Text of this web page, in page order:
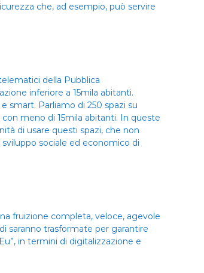
che, ad esempio, può servire
della Pubblica
inferiore a 15mila abitanti.
smart. Parliamo di 250 spazi su
meno di 15mila abitanti. In queste
di usare questi spazi, che non
sociale ed economico di
fruizione completa, veloce, agevole
saranno trasformate per garantire
in termini di digitalizzazione e